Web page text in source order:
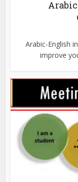
Arabic-English
improve